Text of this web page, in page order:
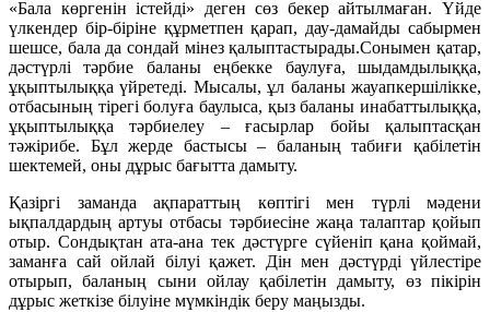
«Бала көргенін істейді» деген сөз бекер айтылмаған. Үйде
үлкендер бір-біріне құрметпен қарап, дау-дамайды сабырмен
шешсе, бала да сондай мінез қалыптастырады.Сонымен қатар,
дәстүрлі тәрбие баланы еңбекке баулуға, шыдамдылыққа,
ұқыптылыққа үйретеді. Мысалы, ұл баланы жауапкершілікке,
отбасының тірегі болуға баулыса, қыз баланы инабаттылыққа,
ұқыптылыққа тәрбиелеу – ғасырлар бойы қалыптасқан
тәжірибе. Бұл жерде бастысы – баланың табиғи қабілетін
шектемей, оны дұрыс бағытта дамыту.
Қазіргі заманда ақпараттың көптігі мен түрлі мәдени
ықпалдардың артуы отбасы тәрбиесіне жаңа талаптар қойып
отыр. Сондықтан ата-ана тек дәстүрге сүйеніп қана қоймай,
заманға сай ойлай білуі қажет. Дін мен дәстүрді үйлестіре
отырып, баланың сыни ойлау қабілетін дамыту, өз пікірін
дұрыс жеткізе білуіне мүмкіндік беру маңызды.